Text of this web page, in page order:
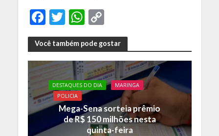
F
ac
e
b
o
o
k
T
w
itt
er
W
h
at
s
A
p
p
C
o
p
y
Li
n
k
Você também pode gostar
DESTAQUES DO DIA
MARINGA
POLICIA
Mega-Sena sorteia prêmio
de R$ 150 milhões nesta
quinta-feira